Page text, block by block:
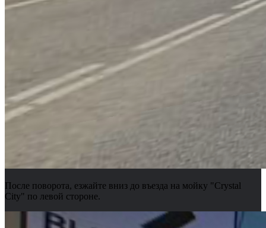
После поворота, езжайте вниз до въезда на мойку "Crystal
City" по левой стороне.